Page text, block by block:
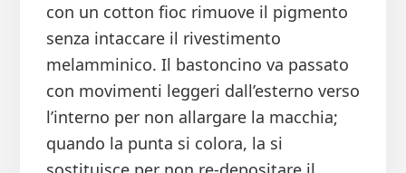
con un cotton fioc rimuove il pigmento
senza intaccare il rivestimento
melamminico. Il bastoncino va passato
con movimenti leggeri dall’esterno verso
l’interno per non allargare la macchia;
quando la punta si colora, la si